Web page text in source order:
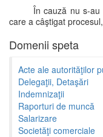
În cauză nu s-au
care a câştigat
Domenii speta
Acte ale autorităţilor
Delegaţii, Detaşări
Indemnizaţii
Raporturi de muncă
Salarizare
Societăţi comerciale